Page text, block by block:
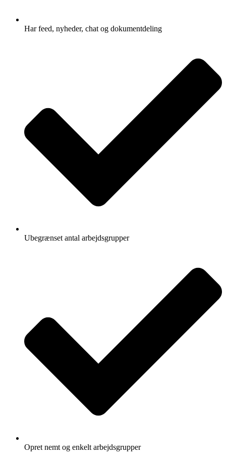
Har feed, nyheder, chat og dokumentdeling
Ubegrænset antal arbejdsgrupper
Opret nemt og enkelt arbejdsgrupper